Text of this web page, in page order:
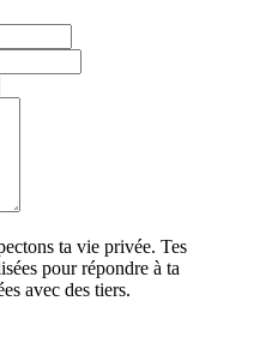
ta vie privée. Tes
pour répondre à ta
avec des tiers.